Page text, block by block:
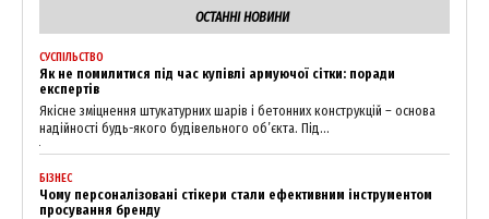
ОСТАННІ НОВИНИ
СУСПІЛЬСТВО
Як не помилитися під час купівлі армуючої сітки: поради
експертів
Якісне зміцнення штукатурних шарів і бетонних конструкцій – основа
надійності будь-якого будівельного об’єкта. Під...
БІЗНЕС
Чому персоналізовані стікери стали ефективним інструментом
просування бренду